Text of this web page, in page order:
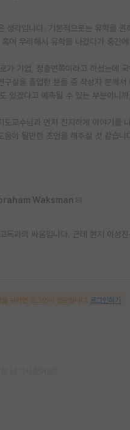
생각입니다. 기본적으로는 유학을
혹여 무리해서 유학을 나갔다가 중간
가 기업, 정출연쪽이라고 하셨는데
구실을 졸업한 분들 중 작성자 분께
있겠다고 예측될 수 있는 부분이니까
도교수님과 먼저 진지하게 이야기를
움이 될만한 조언을 해주실 것 같습니
Waksman
독과의 싸움입니다. 근데 현지 이성
을 보려면 로그인이 필요합니다. 로그인하기